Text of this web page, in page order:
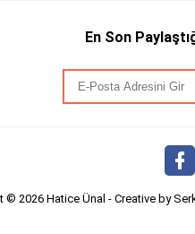
En Son
© 2026 Hatice Ünal - Creative by